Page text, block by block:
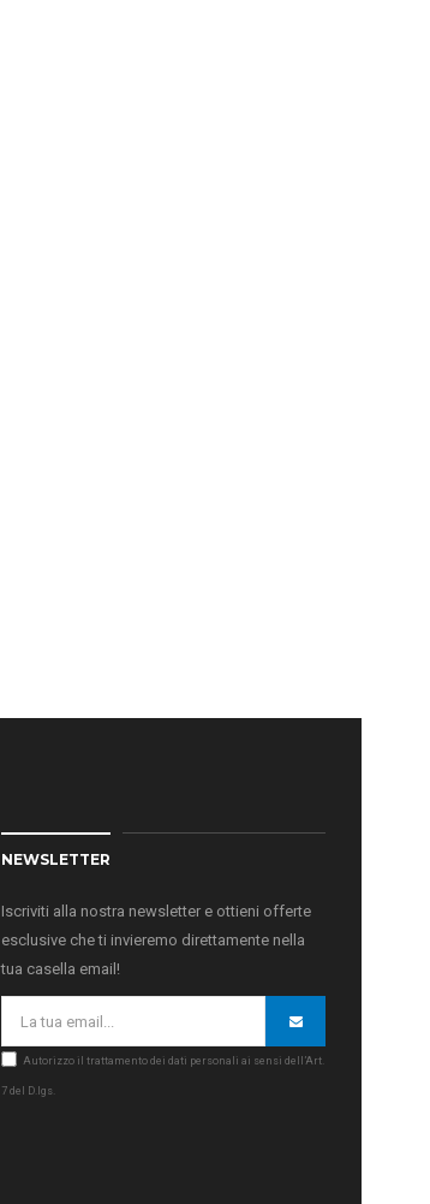
NEWSLETTER
Iscriviti alla nostra newsletter e ottieni offerte
esclusive che ti invieremo direttamente nella
tua casella email!
Autorizzo il trattamento dei dati personali ai sensi dell’Art.
7 del D.lgs.